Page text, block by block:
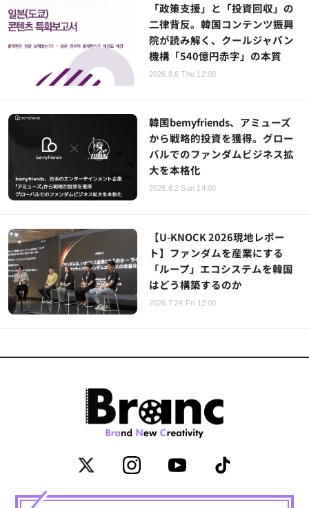
「政策支援」と「投資回収」の
二律背反。韓国コンテンツ振興
院が読み解く、クールジャパン
機構「540億円赤字」の本質
2026.8.6 Thu 12:00
韓国bemyfriends、アミューズ
から戦略的投資を獲得。グロー
バルでのファンダムビジネス拡
大を本格化
2026.8.2 Sun 14:00
【U-KNOCK 2026現地レポー
ト】ファンダムを産業にする
「ループ」エコシステムを韓国
はどう構築するのか
2026.7.24 Fri 12:00